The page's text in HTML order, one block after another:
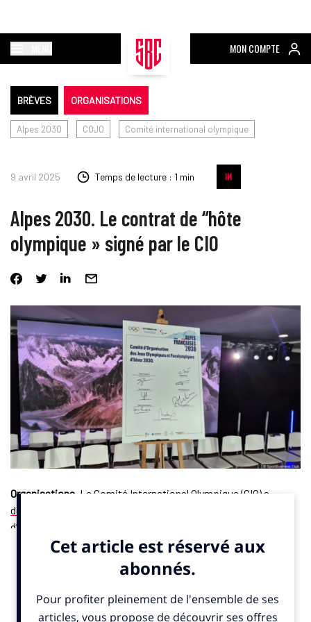
MON COMPTE
BRÈVES ORGANISATIONS
Alpes 2030 COJO Comité international olympique
9 avril 2025 Temps de lecture : 1 min
Alpes 2030. Le contrat de “hôte
olympique » signé par le CIO
Organisations. Le Comité International Olympique (CIO) a
définitivement officialisé
d’hiver 2030 aux Alpes françaises. Le contrat de “hôte
olympique” a été signé, a annoncé Christophe Dubi, Directeur
des Jeux au CIO, mercredi 9 avril 2025 lors d’un point presse à
l’issue de la Commission exécutive de l’organisation sportive.
Ce document scelle définitivement l’organisation de
l’événement par la France.